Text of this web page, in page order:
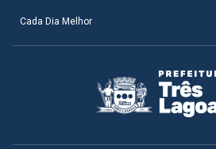
Cada Dia Melhor